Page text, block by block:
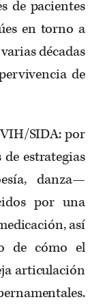
de pacientes
en torno a
décadas
de
SIDA: por
estrategias
danza—
por una
así
de cómo el
articulación